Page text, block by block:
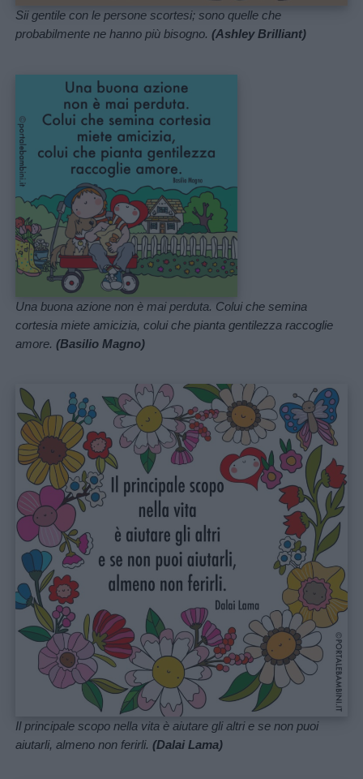
Sii gentile con le persone scortesi; sono quelle che
probabilmente ne hanno più bisogno.(Ashley Brilliant)
Una buona azione non è mai perduta. Colui che semina
cortesia miete amicizia, colui che pianta gentilezza raccoglie
amore.(Basilio Magno)
Il principale scopo nella vita è aiutare gli altri e se non puoi
aiutarli, almeno non ferirli.(Dalai Lama)